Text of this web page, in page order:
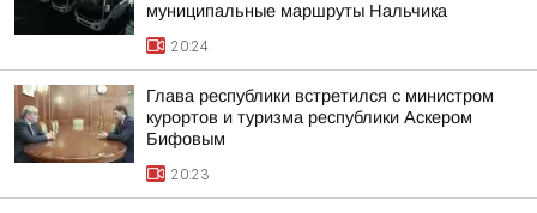
муниципальные маршруты Нальчика
20:24
Глава республики встретился с министром
курортов и туризма республики Аскером
Бифовым
20:23